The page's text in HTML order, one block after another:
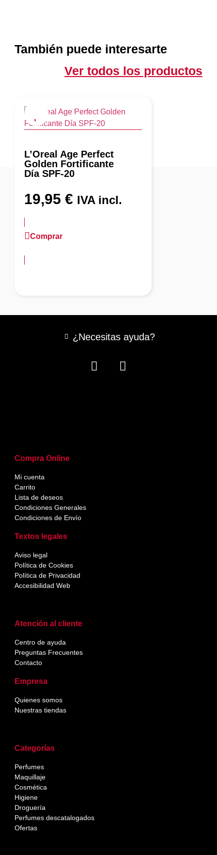
También puede interesarte
Ver todos los productos
L’Oreal Age Perfect
Golden Fortificante
Día SPF-20
19,95 € IVA incl.
Comprar
Categorías
Perfumes
Maquillaje
Cosmética
Higiene
Droguería
Perfumes descatalogados
Ofertas
Atención al cliente
Centro de ayuda
Preguntas Frecuentes
Contacto
Empresa
Quienes somos
Nuestras tiendas
Compra Online
Mi cuenta
Carrito
Lista de deseos
Condiciones Generales
Condiciones de Envío
Textos legales
Aviso legal
Política de Cookies
Política de Privacidad
Accesibilidad Web
¿Necesitas ayuda?